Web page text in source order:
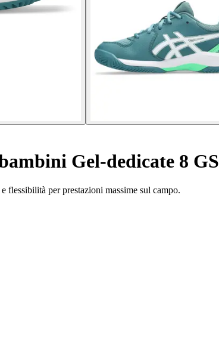
Gel-dedicate 8 GS
flessibilità per prestazioni massime sul campo.